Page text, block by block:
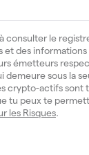
consulter le
et des informations
émetteurs
demeure sous la
crypto-actifs sont
tu peux te
les Risques.